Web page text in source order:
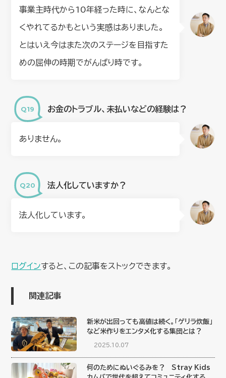
事業主時代から10年経った時に、なんとな
くやれてるかもという実感はありました。
とはいえ今はまた次のステージを目指すた
めの屈伸の時期でがんばり時です。
お金のトラブル、未払いなどの経験は？
ありません。
法人化していますか？
法人化しています。
ログインすると、この記事をストックできます。
関連記事
新米が出回っても高値は続く。「ゲリラ炊飯」
など米作りをエンタメ化する集団とは？
2025.10.07
何のためにぬいぐるみを？ Stray Kids